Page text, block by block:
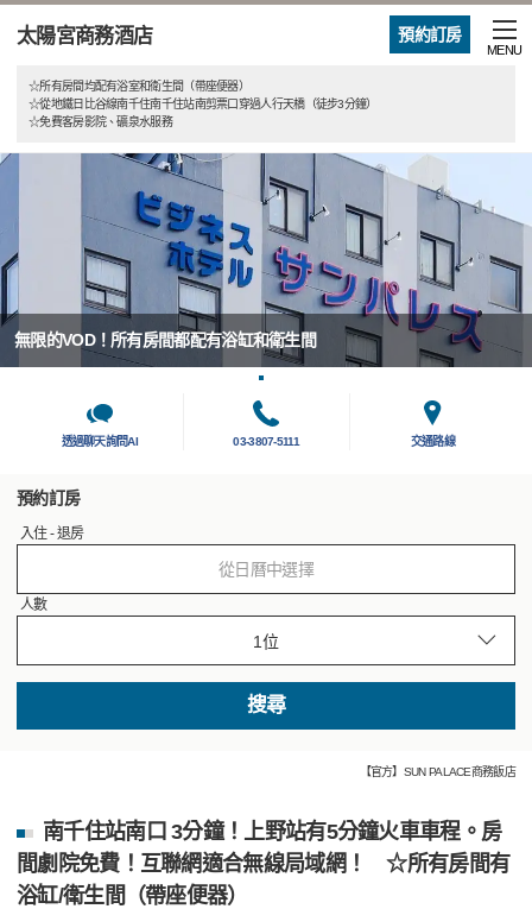
預約訂房
太陽宮商務酒店
MENU
☆所有房間均配有浴室和衛生間（帶座便器）
☆從地鐵日比谷線南千住南千住站南剪票口穿過人行天橋（徒步3分鐘）
☆免費客房影院、礦泉水服務
無限的VOD！所有房間都配有浴缸和衛生間
透過聊天詢問AI 03-3807-5111 交通路線
預約訂房
入住 - 退房
從日曆中選擇
人數
搜尋
【官方】SUN PALACE商務飯店
南千住站南口 3分鐘！上野站有5分鐘火車車程。房
間劇院免費！互聯網適合無線局域網！ ☆所有房間有
浴缸/衛生間（帶座便器）